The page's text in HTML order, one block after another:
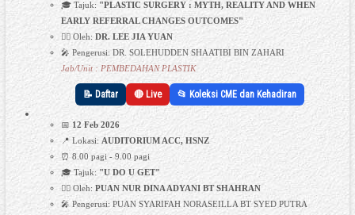
🎓 Tajuk: "PLASTIC SURGERY : MYTH, REALITY AND WHEN
EARLY REFERRAL CHANGES OUTCOMES"
👩‍⚕️ Oleh: DR. LEE JIA YUAN
🎤 Pengerusi: DR. SOLEHUDDEN SHAATIBI BIN ZAHARI
Jab/Unit : PEMBEDAHAN PLASTIK
📝 Daftar 🔴 Live 📂 Koleksi CME dan Kehadiran
📅 12 Feb 2026
📍 Lokasi: AUDITORIUM ACC, HSNZ
⏰ 8.00 pagi - 9.00 pagi
🎓 Tajuk: "U DO U GET"
👩‍⚕️ Oleh: PUAN NUR DINA ADYANI BT SHAHRAN
🎤 Pengerusi: PUAN SYARIFAH NORASEILLA BT SYED PUTRA